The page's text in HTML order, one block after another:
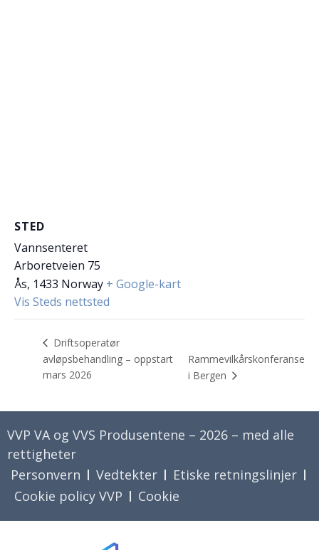
STED
Vannsenteret
Arboretveien 75
Ås, 1433 Norway + Google-kart
Vis Steds nettsted
Driftsoperatør
avløpsbehandling – oppstart
mars 2026
Rammevilkårskonferanse
i Bergen
VVP VA og VVS Produsentene – 2026 – med alle
rettigheter
Personvern
Vedtekter
Etiske retningslinjer
Cookie policy VVP
Cookie